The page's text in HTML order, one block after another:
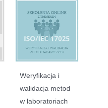
Weryfikacja i
walidacja metod
w laboratoriach